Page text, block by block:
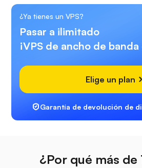
¿Ya tienes un VPS?
Pasar a ilimitado
¡VPS de ancho de
Elige un plan
Garantía de devolución de
¿Por qué más